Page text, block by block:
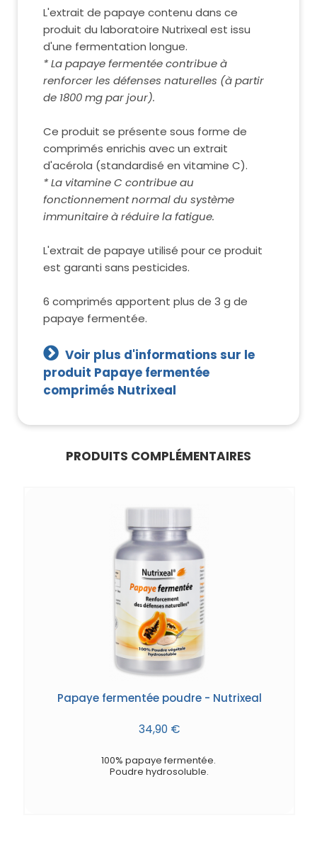
L'extrait de papaye contenu dans ce
produit du laboratoire Nutrixeal est issu
d'une fermentation longue.
* La papaye fermentée contribue à
renforcer les défenses naturelles (à partir
de 1800 mg par jour).
Ce produit se présente sous forme de
comprimés enrichis avec un extrait
d'acérola (standardisé en vitamine C).
* La vitamine C contribue au
fonctionnement normal du système
immunitaire à réduire la fatigue.
L'extrait de papaye utilisé pour ce produit
est garanti sans pesticides.
6 comprimés apportent plus de 3 g de
papaye fermentée.
Voir plus d'informations sur le
produit Papaye fermentée
comprimés Nutrixeal
PRODUITS COMPLÉMENTAIRES
Papaye fermentée poudre - Nutrixeal
34,90 €
100% papaye fermentée.
Poudre hydrosoluble.